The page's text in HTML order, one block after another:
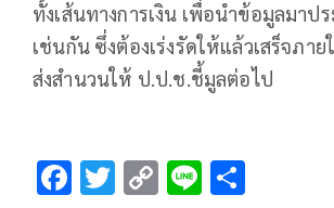
ทั้งเส้นทางการเงิน เพื่อนำข้อมูลมาป
เช่นกัน ซึ่งต้องเร่งรัดให้แล้วเสร็จภาย
ส่งสำนวนให้ ป.ป.ช.ชี้มูลต่อไป
F T C Li